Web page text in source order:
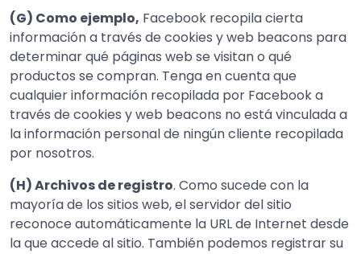
(G) Como ejemplo, Facebook recopila cierta
información a través de cookies y web beacons para
determinar qué páginas web se visitan o qué
productos se compran. Tenga en cuenta que
cualquier información recopilada por Facebook a
través de cookies y web beacons no está vinculada a
la información personal de ningún cliente recopilada
por nosotros.
(H) Archivos de registro. Como sucede con la
mayoría de los sitios web, el servidor del sitio
reconoce automáticamente la URL de Internet desde
la que accede al sitio. También podemos registrar su